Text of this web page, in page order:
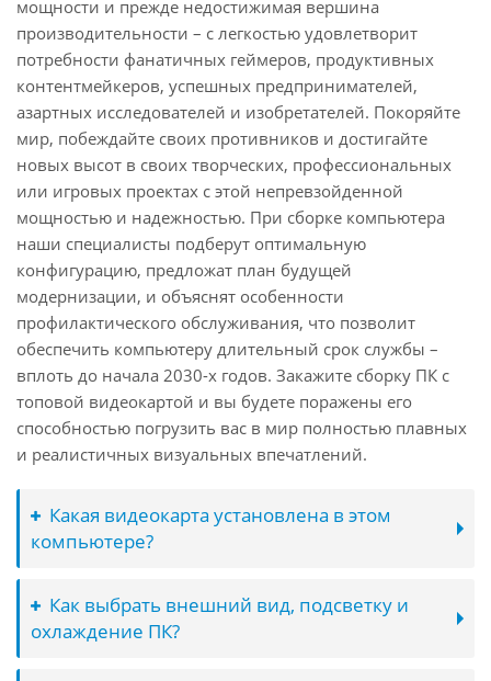
мощности и прежде недостижимая вершина
производительности – с легкостью удовлетворит
потребности фанатичных геймеров, продуктивных
контентмейкеров, успешных предпринимателей,
азартных исследователей и изобретателей. Покоряйте
мир, побеждайте своих противников и достигайте
новых высот в своих творческих, профессиональных
или игровых проектах с этой непревзойденной
мощностью и надежностью. При сборке компьютера
наши специалисты подберут оптимальную
конфигурацию, предложат план будущей
модернизации, и объяснят особенности
профилактического обслуживания, что позволит
обеспечить компьютеру длительный срок службы –
вплоть до начала 2030-х годов. Закажите сборку ПК с
топовой видеокартой и вы будете поражены его
способностью погрузить вас в мир полностью плавных
и реалистичных визуальных впечатлений.
Какая видеокарта установлена в этом
компьютере?
Как выбрать внешний вид, подсветку и
охлаждение ПК?